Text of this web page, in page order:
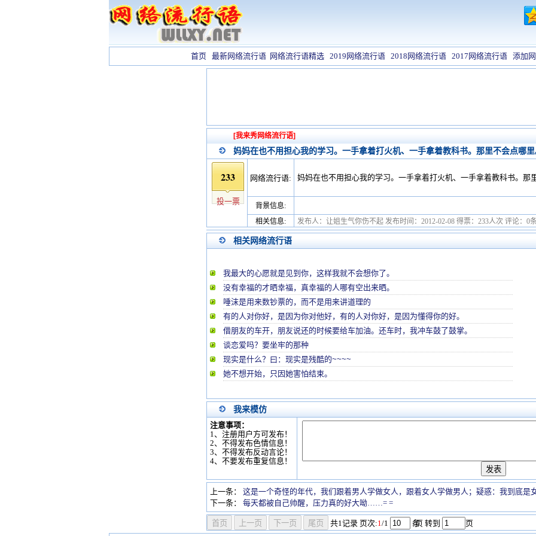
首页 最新网络流行语 网络流行语精选 2019网络流行语 2018网络流行语 2017网络流行语 添加
[我来秀网络流行语]
妈妈在也不用担心我的学习。一手拿着打火机、一手拿着教科书。那里不会点哪里
233
投一票
网络流行语: 妈妈在也不用担心我的学习。一手拿着打火机、一手拿着教科书。那
背景信息:
相关信息:
发布人：让姐生气你伤不起 发布时间：2012-02-08 得票：233人次 评论：0
相关网络流行语
我最大的心愿就是见到你，这样我就不会想你了。
没有幸福的才晒幸福，真幸福的人哪有空出来晒。
唾沫是用来数钞票的，而不是用来讲道理的
有的人对你好，是因为你对他好，有的人对你好，是因为懂得你的好。
借朋友的车开，朋友说还的时候要给车加油。还车时，我冲车鼓了鼓掌。
谈恋爱吗？要坐牢的那种
现实是什么？曰：现实是残酷的~~~~
她不想开始，只因她害怕结束。
我来模仿
注意事项：
1、注册用户方可发布！
2、不得发布色情信息！
3、不得发布反动言论！
4、不要发布重复信息！
上一条：
这是一个奇怪的年代，我们跟着男人学做女人，跟着女人学做男人；疑惑：我到底是
下一条：
每天都被自己帅醒，压力真的好大呦……= =
共1记录 页次:1/1 条
/页 转到 页